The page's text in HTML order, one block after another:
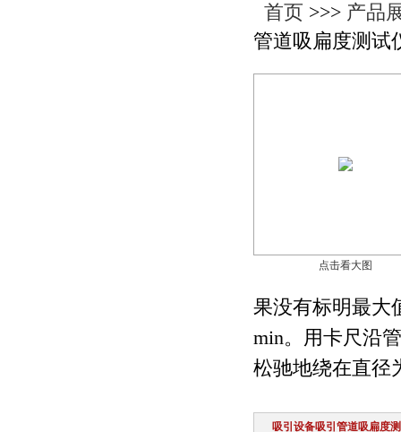
首页 >>> 产品
管道吸扁度测试
点击看大图
果没有标明最大
min。用卡尺沿
松驰地绕在直径
吸引设备吸引管道吸扁度